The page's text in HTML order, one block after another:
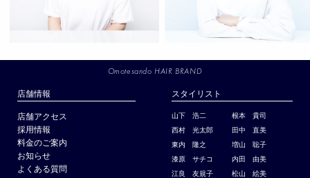
Omotesando HAIR BRAND
店舗情報
店舗アクセス
採用情報
料金のご案内
お知らせ
よくある質問
スタイリスト
山下 浩二
根本 貴司
西村 光太郎
田中 直美
東内 隆之
増山 聡子
漆原 サチコ
内田 由美
江良 友規子
松山 絵美